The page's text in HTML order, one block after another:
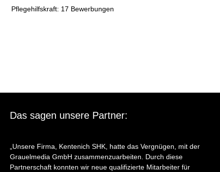
Pflegehilfskraft: 17 Bewerbungen
Das sagen unsere Partner:
„Unsere Firma, Kentenich SHK, hatte das Vergnügen, mit der
Grauelmedia GmbH zusammenzuarbeiten. Durch diese
Partnerschaft konnten wir neue qualifizierte Mitarbeiter für